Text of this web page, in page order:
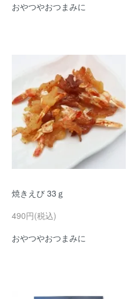
おやつやおつまみに
焼きえび 33ｇ
490円(税込)
おやつやおつまみに